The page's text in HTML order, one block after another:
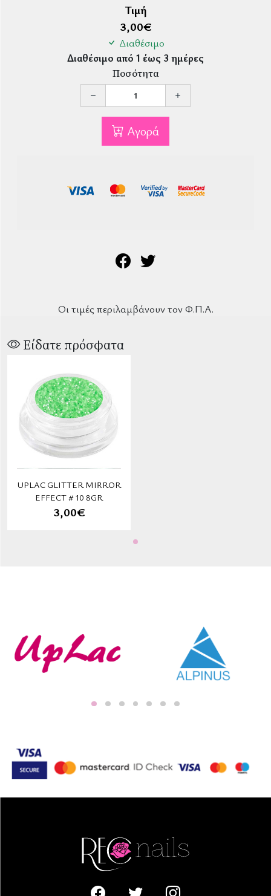
Τιμή
3,00€
Διαθέσιμο
Διαθέσιμο από 1 έως 3 ημέρες
Ποσότητα
Αγορά
Οι τιμές περιλαμβάνουν τον Φ.Π.Α.
Είδατε πρόσφατα
UPLAC GLITTER MIRROR
EFFECT # 10 8GR
3,00€